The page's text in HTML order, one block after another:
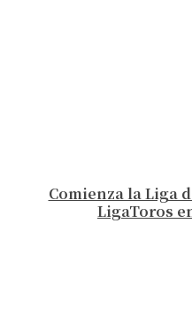
Comienza la Liga
LigaToros